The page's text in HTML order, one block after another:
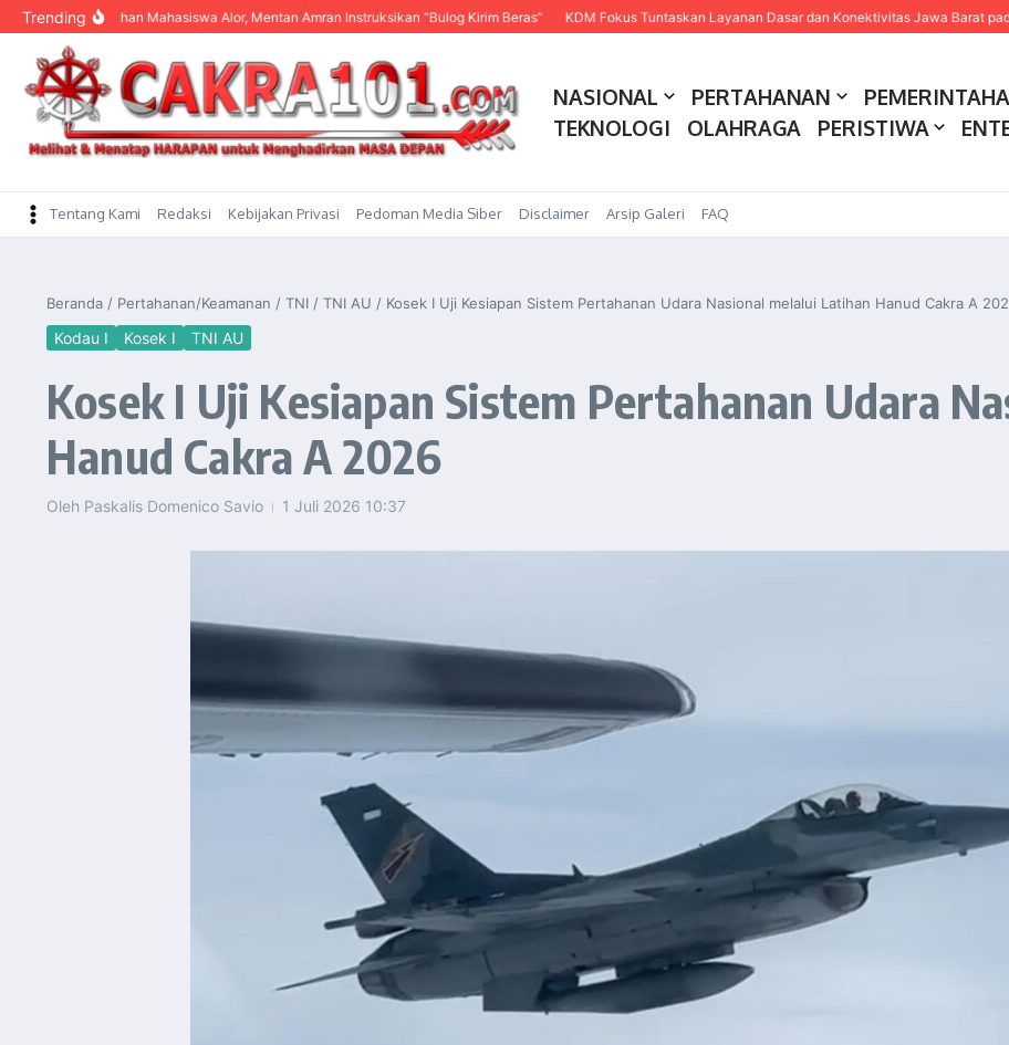
content
Trending
Keluhan Mahasiswa Alor, Mentan Amran Instruksikan “Bulog Kirim Beras” KDM Fokus Tuntaskan Layanan Dasar dan Konektivitas Jawa Barat pada 2027
NASIONAL PERTAHANAN
TEKNOLOGI
OLAHRAGA PERISTIWA
Tentang Kami Redaksi Kebijakan Privasi Pedoman Media Siber Disclaimer Arsip Galeri FAQ
Beranda / Pertahanan/Keamanan / TNI / TNI AU / Kosek I Uji Kesiapan Sistem Pertahanan Udara Nasional melalui Latihan Hanud Cakra A
Kodau I Kosek I TNI AU
Kosek I Uji Kesiapan Sistem Pertahanan Udara
Hanud Cakra A 2026
Oleh Paskalis Domenico Savio 1 Juli 2026 10:37